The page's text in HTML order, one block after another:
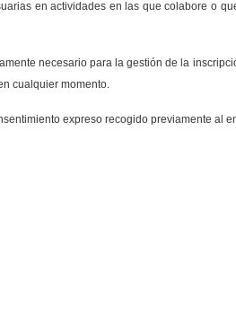
en actividades en las que colabore o
necesario para la gestión de la
cualquier momento.
expreso recogido previamente